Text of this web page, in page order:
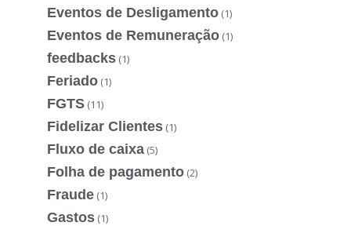
Eventos de Desligamento (1)
Eventos de Remuneração (1)
feedbacks (1)
Feriado (1)
FGTS (11)
Fidelizar Clientes (1)
Fluxo de caixa (5)
Folha de pagamento (2)
Fraude (1)
Gastos (1)